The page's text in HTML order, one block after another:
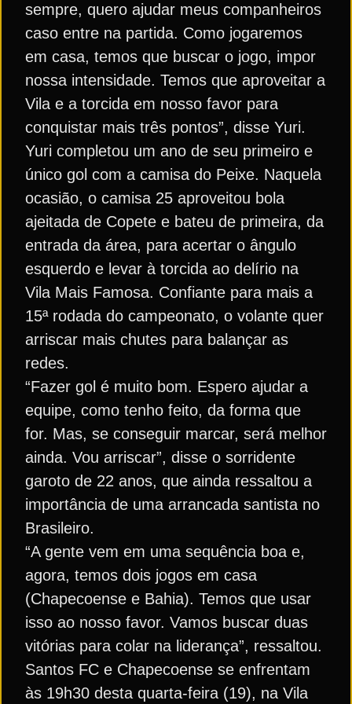
sempre, quero ajudar meus companheiros
caso entre na partida. Como jogaremos
em casa, temos que buscar o jogo, impor
nossa intensidade. Temos que aproveitar a
Vila e a torcida em nosso favor para
conquistar mais três pontos”, disse Yuri.
Yuri completou um ano de seu primeiro e
único gol com a camisa do Peixe. Naquela
ocasião, o camisa 25 aproveitou bola
ajeitada de Copete e bateu de primeira, da
entrada da área, para acertar o ângulo
esquerdo e levar à torcida ao delírio na
Vila Mais Famosa. Confiante para mais a
15ª rodada do campeonato, o volante quer
arriscar mais chutes para balançar as
redes.
“Fazer gol é muito bom. Espero ajudar a
equipe, como tenho feito, da forma que
for. Mas, se conseguir marcar, será melhor
ainda. Vou arriscar”, disse o sorridente
garoto de 22 anos, que ainda ressaltou a
importância de uma arrancada santista no
Brasileiro.
“A gente vem em uma sequência boa e,
agora, temos dois jogos em casa
(Chapecoense e Bahia). Temos que usar
isso ao nosso favor. Vamos buscar duas
vitórias para colar na liderança”, ressaltou.
Santos FC e Chapecoense se enfrentam
às 19h30 desta quarta-feira (19), na Vila